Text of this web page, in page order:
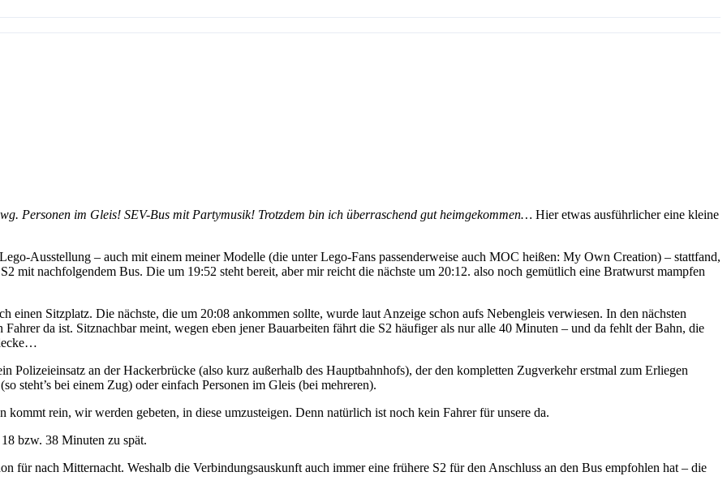
Personen im Gleis! SEV-Bus mit Partymusik! Trotzdem bin ich überraschend gut heimgekommen… Hier etwas ausführlicher eine kleine
Ausstellung – auch mit einem meiner Modelle (die unter Lego-Fans passenderweise auch MOC heißen: My Own Creation) – stattfand,
mit nachfolgendem Bus. Die um 19:52 steht bereit, aber mir reicht die nächste um 20:12. also noch gemütlich eine Bratwurst mampfen
einen Sitzplatz. Die nächste, die um 20:08 ankommen sollte, wurde laut Anzeige schon aufs Nebengleis verwiesen. In den nächsten
da ist. Sitznachbar meint, wegen eben jener Bauarbeiten fährt die S2 häufiger als nur alle 40 Minuten – und da fehlt der Bahn, die
Polizeieinsatz an der Hackerbrücke (also kurz außerhalb des Hauptbahnhofs), der den kompletten Zugverkehr erstmal zum Erliegen
steht’s bei einem Zug) oder einfach Personen im Gleis (bei mehreren).
rein, wir werden gebeten, in diese umzusteigen. Denn natürlich ist noch kein Fahrer für unsere da.
bzw. 38 Minuten zu spät.
für nach Mitternacht. Weshalb die Verbindungsauskunft auch immer eine frühere S2 für den Anschluss an den Bus empfohlen hat – die